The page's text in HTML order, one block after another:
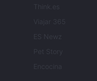
Think.es
Viajar 365
ES Newz
Pet Story
Encocina